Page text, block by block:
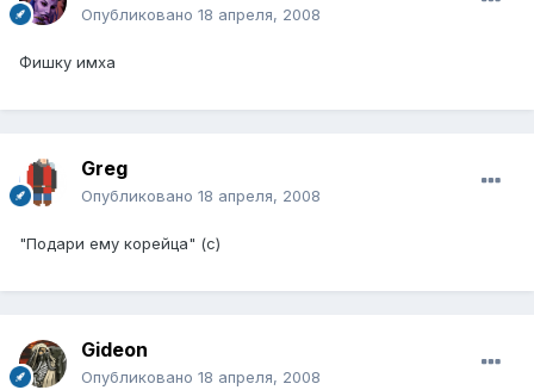
Опубликовано 18 апреля, 2008
Фишку имха
Greg
Опубликовано 18 апреля, 2008
"Подари ему корейца" (с)
Gideon
Опубликовано 18 апреля, 2008